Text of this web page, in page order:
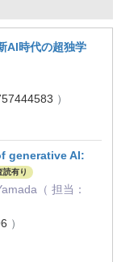
AI時代の超独学
）
generative AI:
読有り
（ 担当：
）